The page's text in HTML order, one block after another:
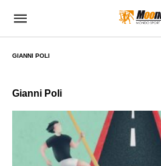
GIANNI POLI
Gianni Poli